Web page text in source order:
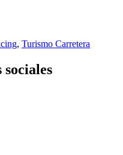
, Turismo Carretera